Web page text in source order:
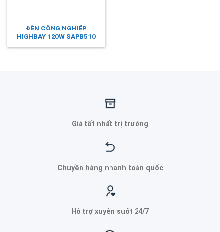
ĐÈN CÔNG NGHIỆP
HIGHBAY 120W SAPB510
Giá tốt nhất trị trường
Chuyền hàng nhanh toàn quốc
Hỗ trợ xuyên suốt 24/7